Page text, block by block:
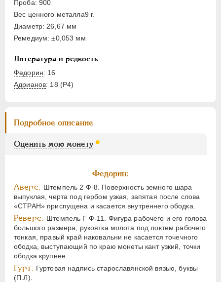
Проба: 900
Вес ценного металла9 г.
Диаметр: 26,67 мм
Ремедиум: ±0,053 мм
Литература и редкость
Федорин: 16
Адрианов: 18 (Р4)
Подробное описание
Оценить мою монету
Федорин:
Аверс: Штемпель 2 Ф-8. Поверхность земного шара
выпуклая, черта под гербом узкая, запятая после слова
«СТРАН» приспущена и касается внутреннего ободка.
Реверс: Штемпель Г Ф-11. Фигура рабочего и его голова
большого размера, рукоятка молота под локтем рабочего
тонкая, правый край наковальни не касается точечного
ободка, выступающий по краю монеты кант узкий, точки
ободка крупнее.
Гурт: Гуртовая надпись старославянской вязью, буквы
(П.Л).